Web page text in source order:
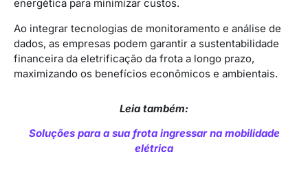
energética para minimizar custos.
Ao integrar tecnologias de monitoramento e análise de
dados, as empresas podem garantir a sustentabilidade
financeira da eletrificação da frota a longo prazo,
maximizando os benefícios econômicos e ambientais.
Leia também:
Soluções para a sua frota ingressar na mobilidade
elétrica